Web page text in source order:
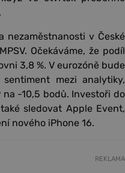
nezaměstnanosti v České
Očekáváme, že podíl
3,8 %. V eurozóně bude
mezi analytiky,
na -10,5 bodů. Investoři do
sledovat Apple Event,
nového iPhone 16.
REKLAMA